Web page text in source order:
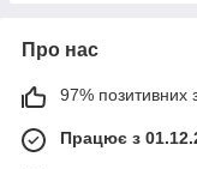
Про нас
97% позитивних з
Працює з